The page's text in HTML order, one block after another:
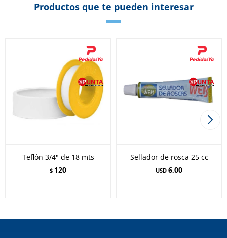
Productos que te pueden interesar
Teflón 3/4" de 18 mts
$ 120
Sellador de rosca 25 cc
USD 6,00